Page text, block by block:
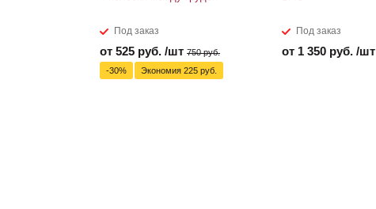
Под заказ
от 525 руб. /шт 750 руб.
-30%
Экономия 225 руб.
Под заказ
от 1 350 руб. /шт